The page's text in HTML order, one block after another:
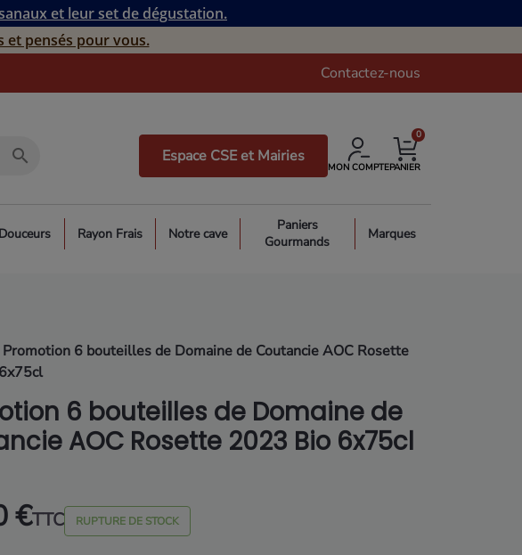
et leur set de dégustation.
et pensés pour vous.
Contactez-nous
search Espace CSE et Mairies
MON COMPTEPANIER
0
Rayon Frais Notre cave
Paniers
Gourmands
Marques
Promotion 6 bouteilles de Domaine de Coutancie AOC Rosette
6 bouteilles de Domaine de
AOC Rosette 2023 Bio 6x75cl
€TTC RUPTURE DE STOCK